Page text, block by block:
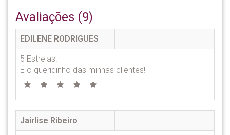
Avaliações (9)
EDILENE RODRIGUES
5 Estrelas!
É o queridinho das minhas clientes!
Jairlise Ribeiro